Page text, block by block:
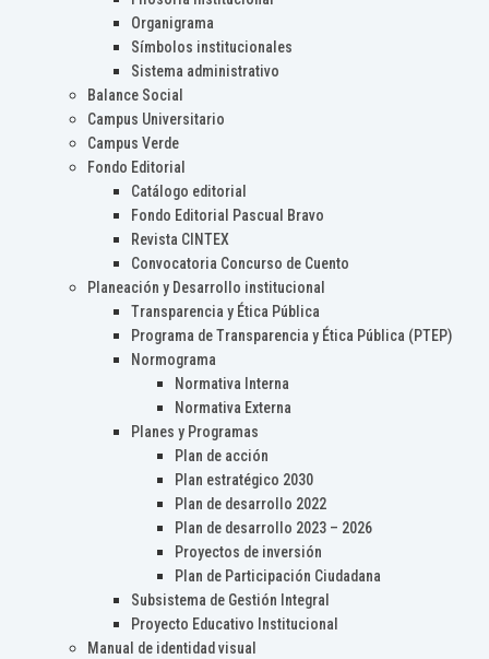
Organigrama
Símbolos institucionales
Sistema administrativo
Balance Social
Campus Universitario
Campus Verde
Fondo Editorial
Catálogo editorial
Fondo Editorial Pascual Bravo
Revista CINTEX
Convocatoria Concurso de Cuento
Planeación y Desarrollo institucional
Transparencia y Ética Pública
Programa de Transparencia y Ética Pública (PTEP)
Normograma
Normativa Interna
Normativa Externa
Planes y Programas
Plan de acción
Plan estratégico 2030
Plan de desarrollo 2022
Plan de desarrollo 2023 – 2026
Proyectos de inversión
Plan de Participación Ciudadana
Subsistema de Gestión Integral
Proyecto Educativo Institucional
Manual de identidad visual